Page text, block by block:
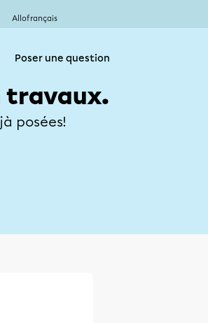
Allofrançais
Poser une question
travaux.
posées!